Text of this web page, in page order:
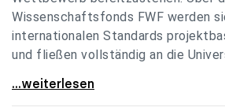
Wissenschaftsfonds FWF werden
internationalen Standards
und fließen vollständig an die
Gemeinsam für einen starken
...weiterlesen